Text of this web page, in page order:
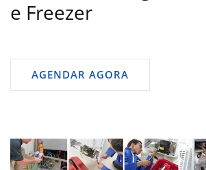
e Freezer
AGENDAR AGORA